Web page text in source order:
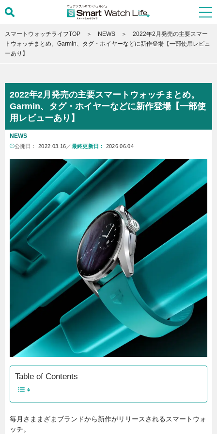
スマートウォッチライフTOP NEWS
2022年2月発売の主要スマー
トウォッチまとめ。Garmin、タグ・ホイヤーなどに新作登場【一部使用レビュ
ーあり】
2022年2月発売の主要スマートウォッチまとめ。
Garmin、タグ・ホイヤーなどに新作登場【一部使
用レビューあり】
NEWS
公開日： 2022.03.16 ／ 最終更新日： 2026.06.04
Table of Contents
毎月さままざまブランドから新作がリリースされるスマートウォ
ッチ。